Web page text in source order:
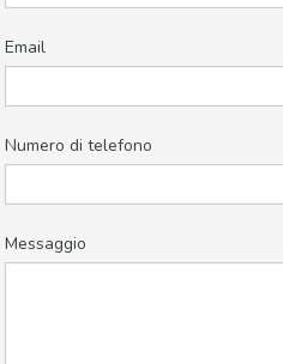
Email
Numero di telefono
Messaggio